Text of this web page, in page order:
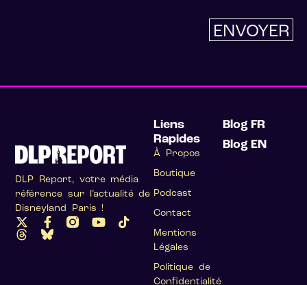
ENVOYER
DLP Report, votre média
référence sur l’actualité de
Disneyland Paris !
Blog FR
Blog EN
Liens
Rapides
À Propos
Boutique
Podcast
Contact
Mentions
Légales
Politique de
Confidentialité